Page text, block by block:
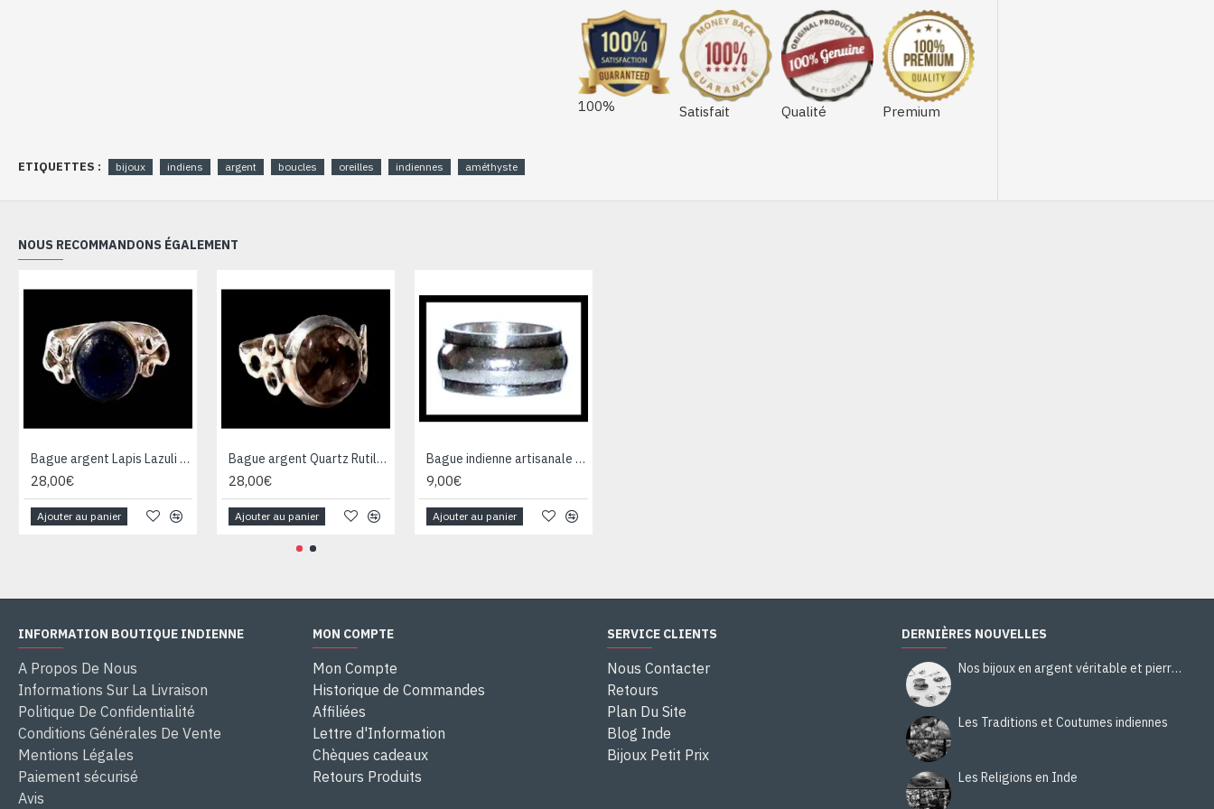
100% Satisfait Qualité Premium
ETIQUETTES : bijoux indiens argent boucles oreilles indiennes améthyste
NOUS RECOMMANDONS ÉGALEMENT
Bague argent Lapis Lazuli - Bijoux Inde - Bijoux indiens
28,00€
Ajouter au panier
Bague argent Quartz Rutile - Bague indienne - Bijoux indiens
28,00€
Ajouter au panier
Bague indienne artisanale en métal - Bijoux fantaisie
9,00€
Ajouter au panier
INFORMATION BOUTIQUE INDIENNE
A Propos De Nous
Informations Sur La Livraison
Politique De Confidentialité
Conditions Générales De Vente
Mentions Légales
Paiement sécurisé
Avis
MON COMPTE
Mon Compte
Historique de Commandes
Affiliées
Lettre d'Information
Chèques cadeaux
Retours Produits
SERVICE CLIENTS
Nous Contacter
Retours
Plan Du Site
Blog Inde
Bijoux Petit Prix
DERNIÈRES NOUVELLES
Nos bijoux en argent véritable et pierres naturelles
Les Traditions et Coutumes indiennes
Les Religions en Inde